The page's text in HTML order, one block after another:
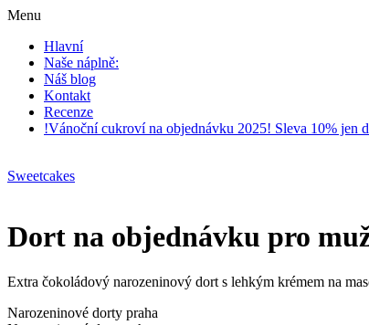
Menu
Hlavní
Naše náplně:
Náš blog
Kontakt
Recenze
!Vánoční cukroví na objednávku 2025! Sleva 10% jen
Sweetcakes
Dort na objednávku pro
Extra čokoládový narozeninový dort s lehkým krémem na
Narozeninové dorty praha